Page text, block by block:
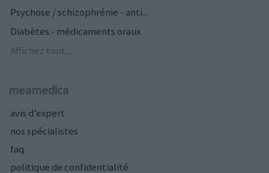
Psychose / schizophrénie - anti...
Diabètes - médicaments oraux
Affichez tout...
meamedica
avis d’expert
nos spécialistes
faq
politique de confidentialité